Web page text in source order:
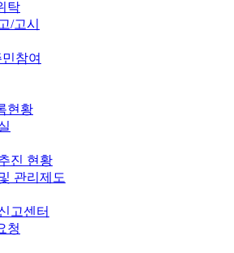
탁
/고시
참여
현황
진 현황
관리제도
고센터
청